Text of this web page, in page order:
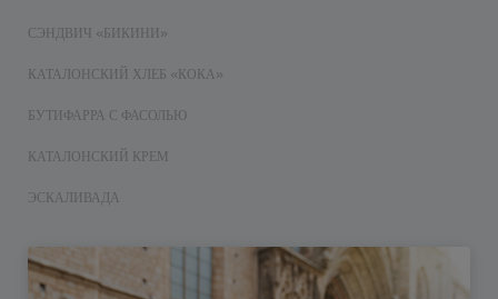
СЭНДВИЧ «БИКИНИ»
КАТАЛОНСКИЙ ХЛЕБ «КОКА»
БУТИФАРРА С ФАСОЛЬЮ
КАТАЛОНСКИЙ КРЕМ
ЭСКАЛИВАДА